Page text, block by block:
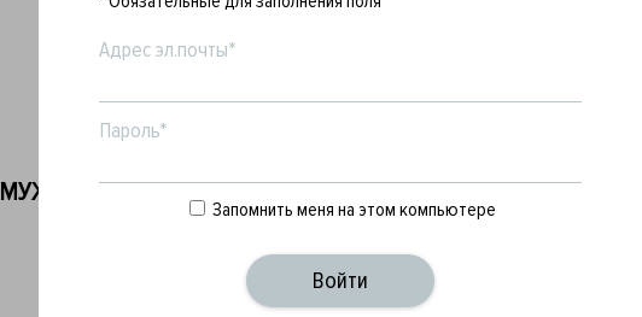
МУЖСКОЕ ЖЕНСКОЕ БРЕНДЫ
Адрес эл.почты*
Пароль*
Запомнить меня на этом компьютере